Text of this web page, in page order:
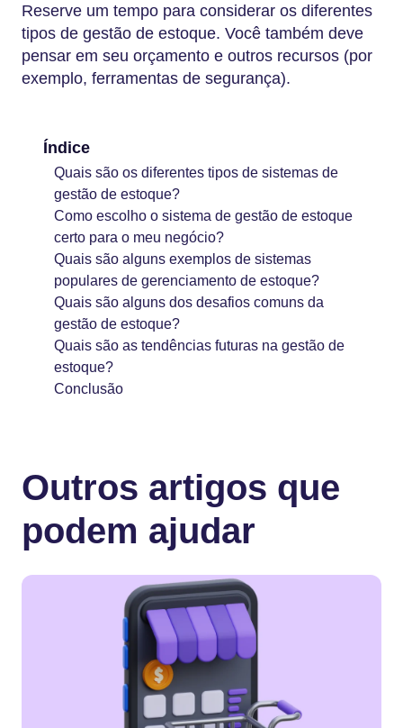
Reserve um tempo para considerar os diferentes
tipos de gestão de estoque. Você também deve
pensar em seu orçamento e outros recursos (por
exemplo, ferramentas de segurança).
Índice
Quais são os diferentes tipos de sistemas de
gestão de estoque?
Como escolho o sistema de gestão de estoque
certo para o meu negócio?
Quais são alguns exemplos de sistemas
populares de gerenciamento de estoque?
Quais são alguns dos desafios comuns da
gestão de estoque?
Quais são as tendências futuras na gestão de
estoque?
Conclusão
Outros artigos que
podem ajudar